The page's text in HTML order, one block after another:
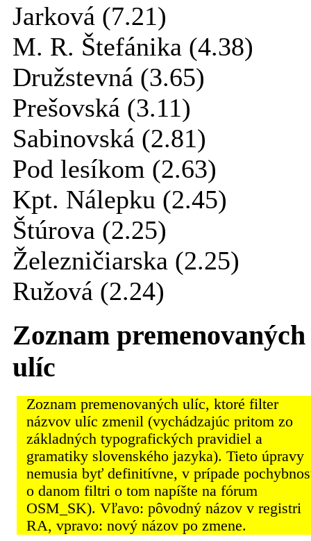
Jarková (7.21)
M. R. Štefánika (4.38)
Družstevná (3.65)
Prešovská (3.11)
Sabinovská (2.81)
Pod lesíkom (2.63)
Kpt. Nálepku (2.45)
Štúrova (2.25)
Železničiarska (2.25)
Ružová (2.24)
Zoznam premenovaných
ulíc
Zoznam premenovaných ulíc, ktoré filter
názvov ulíc zmenil (vychádzajúc pritom zo
základných typografických pravidiel a
gramatiky slovenského jazyka). Tieto úpravy
nemusia byť definitívne, v prípade
o danom filtri o tom napíšte na fórum
OSM_SK). Vľavo: pôvodný názov v registri
RA, vpravo: nový názov po zmene.